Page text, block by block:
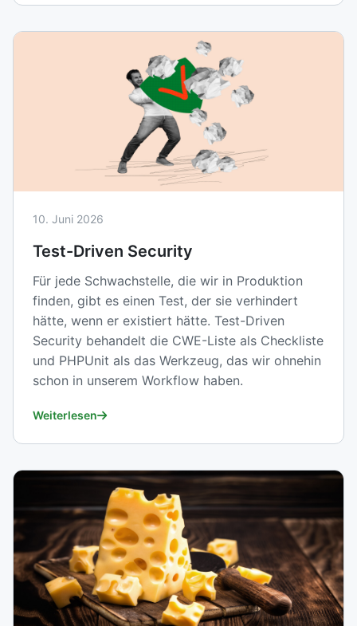
10. Juni 2026
Test-Driven Security
Für jede Schwachstelle, die wir in Produktion
finden, gibt es einen Test, der sie verhindert
hätte, wenn er existiert hätte. Test-Driven
Security behandelt die CWE-Liste als Checkliste
und PHPUnit als das Werkzeug, das wir ohnehin
schon in unserem Workflow haben.
Weiterlesen